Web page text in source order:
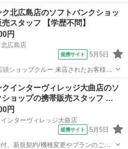
は、 ・接客販売 ・在庫管理 ・店頭の
内業務全般 【ル・クルーゼの主力製
...
ク北広島店のソフトバンクショッ
スタッフ 【学歴不問】
円
広島店
提携サイト 5月5日
ショップクルー 来店されたお客様
定電話、インターネット回線などの
のコンサルティングを行うお仕事で
売促...
クインターヴィレッジ大曲店のソ
ショップの携帯販売スタッフ …
円
ンターヴィレッジ大曲店
提携サイト 5月5日
。新規契約/機種変更やプランのご案